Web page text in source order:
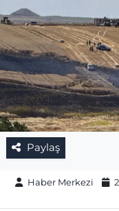
Paylaş
Haber Merkezi
Topluluk
Yayın İlkeleri